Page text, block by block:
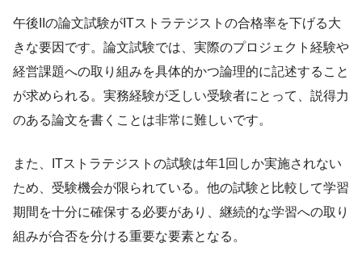
午後IIの論文試験がITストラテジストの合格率を下げる大
きな要因です。論文試験では、実際のプロジェクト経験や
経営課題への取り組みを具体的かつ論理的に記述すること
が求められる。実務経験が乏しい受験者にとって、説得力
のある論文を書くことは非常に難しいです。
また、ITストラテジストの試験は年1回しか実施されない
ため、受験機会が限られている。他の試験と比較して学習
期間を十分に確保する必要があり、継続的な学習への取り
組みが合否を分ける重要な要素となる。